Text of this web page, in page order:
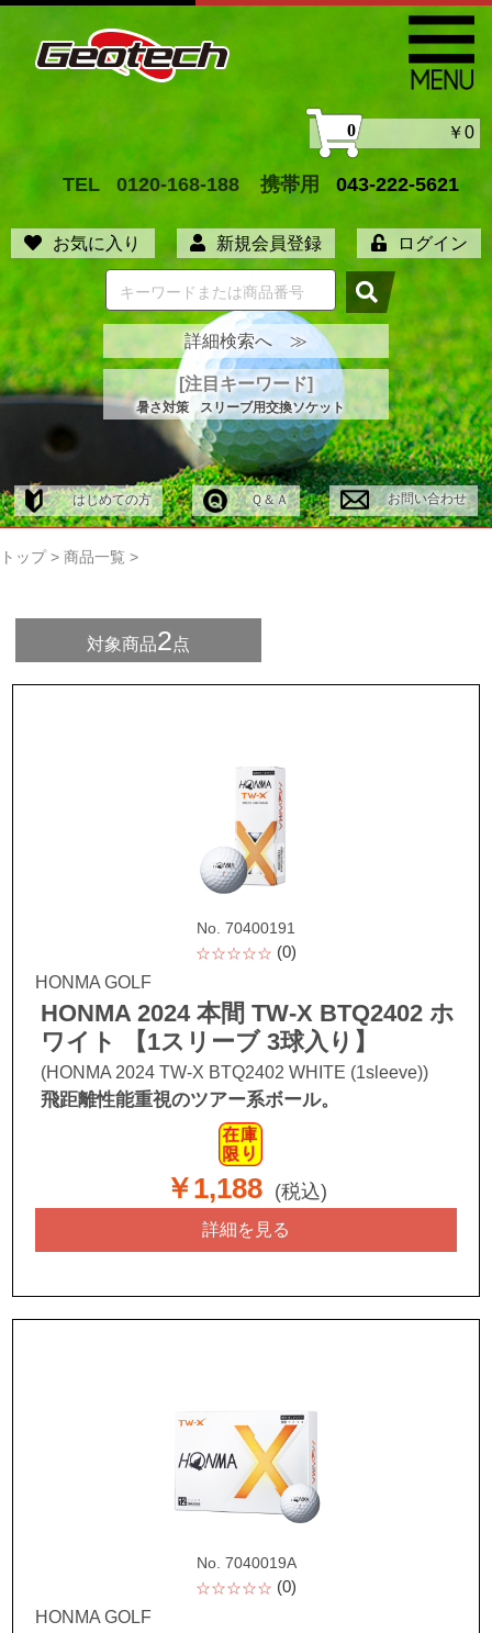
TEL 0120-168-188 携帯用 043-222-5621
お気に入り 新規会員登録 ログイン
0 ￥0
詳細検索へ ≫
[注目キーワード]
暑さ対策 スリーブ用交換ソケット
はじめての方 Ｑ＆Ａ お問い合わせ
トップ > 商品一覧 >
対象商品2点
No. 70400191
☆☆☆☆☆ (0)
HONMA GOLF
HONMA 2024 本間 TW-X BTQ2402 ホ
ワイト 【1スリーブ 3球入り】
(HONMA 2024 TW-X BTQ2402 WHITE (1sleeve))
飛距離性能重視のツアー系ボール。
￥1,188 (税込)
詳細を見る
No. 7040019A
☆☆☆☆☆ (0)
HONMA GOLF